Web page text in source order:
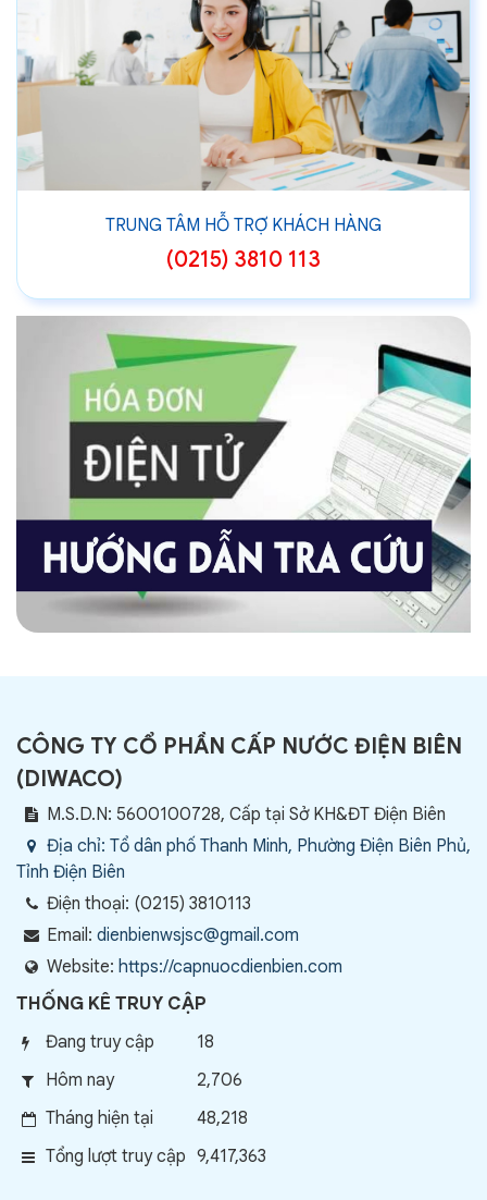
TRUNG TÂM HỖ TRỢ KHÁCH HÀNG
(0215) 3810 113
CÔNG TY CỔ PHẦN CẤP NƯỚC ĐIỆN BIÊN
(DIWACO)
M.S.D.N: 5600100728, Cấp tại Sở KH&ĐT Điện Biên
Địa chỉ: Tổ dân phố Thanh Minh, Phường Điện Biên Phủ,
Tỉnh Điện Biên
Điện thoại: (0215) 3810113
Email: dienbienwsjsc@gmail.com
Website: https://capnuocdienbien.com
THỐNG KÊ TRUY CẬP
Đang truy cập
18
Hôm nay
2,706
Tháng hiện tại
48,218
Tổng lượt truy cập 9,417,363